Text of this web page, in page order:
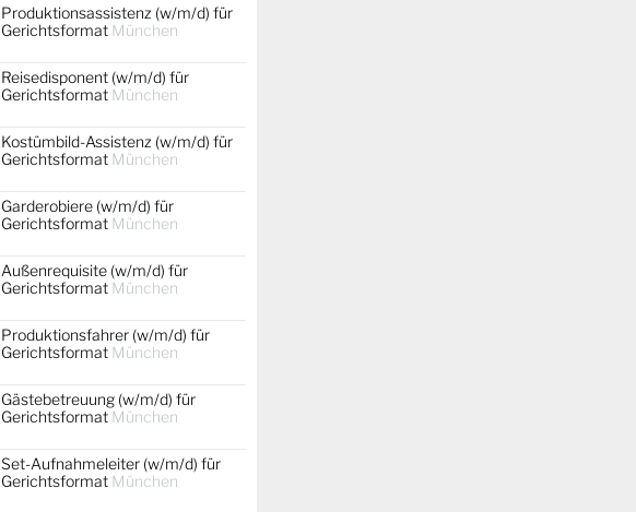
Produktionsassistenz (w/m/d) für
Gerichtsformat München
Reisedisponent (w/m/d) für
Gerichtsformat München
Kostümbild-Assistenz (w/m/d) für
Gerichtsformat München
Garderobiere (w/m/d) für
Gerichtsformat München
Außenrequisite (w/m/d) für
Gerichtsformat München
Produktionsfahrer (w/m/d) für
Gerichtsformat München
Gästebetreuung (w/m/d) für
Gerichtsformat München
Set-Aufnahmeleiter (w/m/d) für
Gerichtsformat München